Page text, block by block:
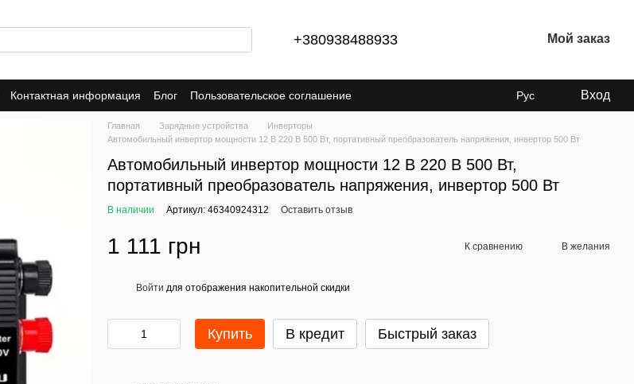
+380938488933 Мой заказ
Контактная информация Блог
Пользовательское соглашение
Trade-In Публичная оферта Политика конфиденциальности
Рус Вход
Главная Зарядные устройства
Инверторы
Автомобильный инвертор мощности 12 В 220 В 500 Вт, портативный преобразователь напряжения, инвертор 500 Вт
Автомобильный инвертор мощности 12 В 220 В 500 Вт,
портативный преобразователь напряжения, инвертор 500 Вт
В наличии Артикул: 46340924312 Оставить отзыв
1 111 грн К сравнению В желания
Войти для отображения накопительной скидки
Купить В кредит Быстрый заказ